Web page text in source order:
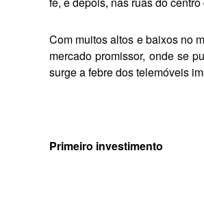
Com muitos altos e baixos no
mercado promissor, onde se
surge a febre dos telemóveis
Primeiro investimento